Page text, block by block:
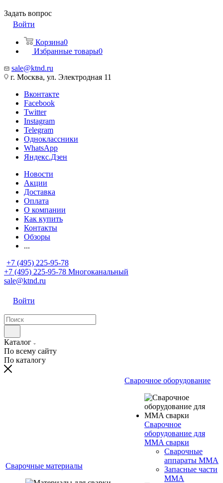
Задать вопрос
Войти
Корзина0
Избранные товары0
sale@ktnd.ru
г. Москва, ул. Электродная 11
Вконтакте
Facebook
Twitter
Instagram
Telegram
Одноклассники
WhatsApp
Яндекс.Дзен
Новости
Акции
Доставка
Оплата
О компании
Как купить
Контакты
Обзоры
...
+7 (495) 225-95-78
+7 (495) 225-95-78 Многоканальный
sale@ktnd.ru
Войти
Каталог
По всему сайту
По каталогу
Сварочные материалы
Сварочное оборудование
Сварочное
оборудование для
MMA сварки
Сварочные
аппараты MMA
Запасные части
MMA